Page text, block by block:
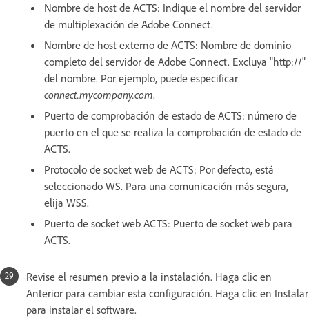
Nombre de host de ACTS: Indique el nombre del servidor
de multiplexación de Adobe Connect.
Nombre de host externo de ACTS: Nombre de dominio
completo del servidor de Adobe Connect. Excluya "http://"
del nombre. Por ejemplo, puede especificar
connect.mycompany.com.
Puerto de comprobación de estado de ACTS: número de
puerto en el que se realiza la comprobación de estado de
ACTS.
Protocolo de socket web de ACTS: Por defecto, está
seleccionado WS. Para una comunicación más segura,
elija WSS.
Puerto de socket web ACTS: Puerto de socket web para
ACTS.
Revise el resumen previo a la instalación. Haga clic en
Anterior para cambiar esta configuración. Haga clic en Instalar
para instalar el software.